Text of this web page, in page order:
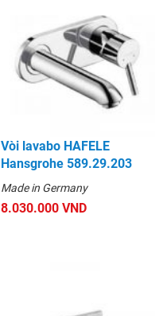
Vòi lavabo HAFELE
Hansgrohe 589.29.203
Made in Germany
8.030.000 VND